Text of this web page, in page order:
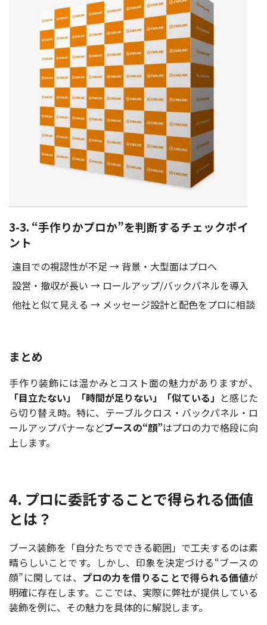
3-3. “手作りかプロか”を判断するチェックポイ
ント
遠目での視認性が不足 → 背景・大型面はプロへ
設営・撤収が長い → ロールアップ/バックパネルを導入
他社と似て見える → メッセージ設計と配色をプロに相談
まとめ
手作り装飾には温かみとコスト面の魅力がありますが、
「目立たない」「時間が足りない」「似ている」 と感じた
ら切り替え時。特に、テーブルクロス・バックパネル・ロ
ールアップバナーなどブースの“顔”はプロの力で格段に向
上します。
4. プロに委託することで得られる価値
とは？
ブース装飾を「自分たちでできる範囲」で工夫するのは素
晴らしいことです。しかし、印象を決定づける“ブースの
顔”に関しては、 プロの力を借りることで得られる価値が
明確に存在します。ここでは、実際に弊社が提供している
装飾を例に、その魅力を具体的に解説します。